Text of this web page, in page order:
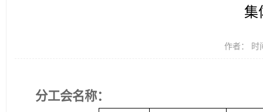
集
作者： 时
分工会名称：